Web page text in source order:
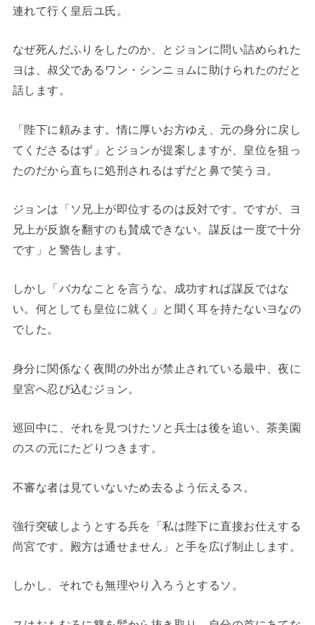
連れて行く皇后ユ氏。
なぜ死んだふりをしたのか、とジョンに問い詰められた
ヨは、叔父であるワン・シンニョムに助けられたのだと
話します。
「陛下に頼みます。情に厚いお方ゆえ、元の身分に戻し
てくださるはず」とジョンが提案しますが、皇位を狙っ
たのだから直ちに処刑されるはずだと鼻で笑うヨ。
ジョンは「ソ兄上が即位するのは反対です。ですが、ヨ
兄上が反旗を翻すのも賛成できない。謀反は一度で十分
です」と警告します。
しかし「バカなことを言うな。成功すれば謀反ではな
い。何としても皇位に就く」と聞く耳を持たないヨなの
でした。
身分に関係なく夜間の外出が禁止されている最中、夜に
皇宮へ忍び込むジョン。
巡回中に、それを見つけたソと兵士は後を追い、茶美園
のスの元にたどりつきます。
不審な者は見ていないため去るよう伝えるス。
強行突破しようとする兵を「私は陛下に直接お仕えする
尚宮です。殿方は通せません」と手を広げ制止します。
しかし、それでも無理やり入ろうとするソ。